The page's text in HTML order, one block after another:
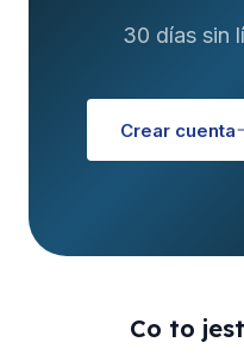
30 días sin
Crear cuenta
Co to